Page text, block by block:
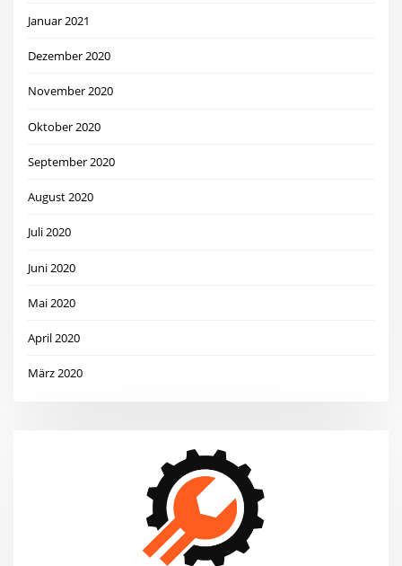
Januar 2021
Dezember 2020
November 2020
Oktober 2020
September 2020
August 2020
Juli 2020
Juni 2020
Mai 2020
April 2020
März 2020